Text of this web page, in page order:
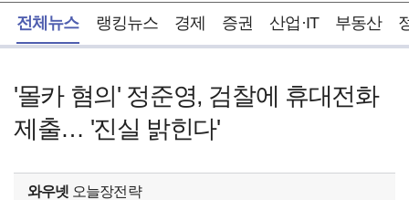
전체뉴스 랭킹뉴스 경제 증권 산업·IT 부동산
'몰카 혐의' 정준영, 검찰에 휴대전화
제출… '진실 밝힌다'
와우넷 오늘장전략